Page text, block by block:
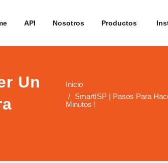
API Nosotros Productos
Un
Inicio
SmartISP | Pasos Para
Minutos !